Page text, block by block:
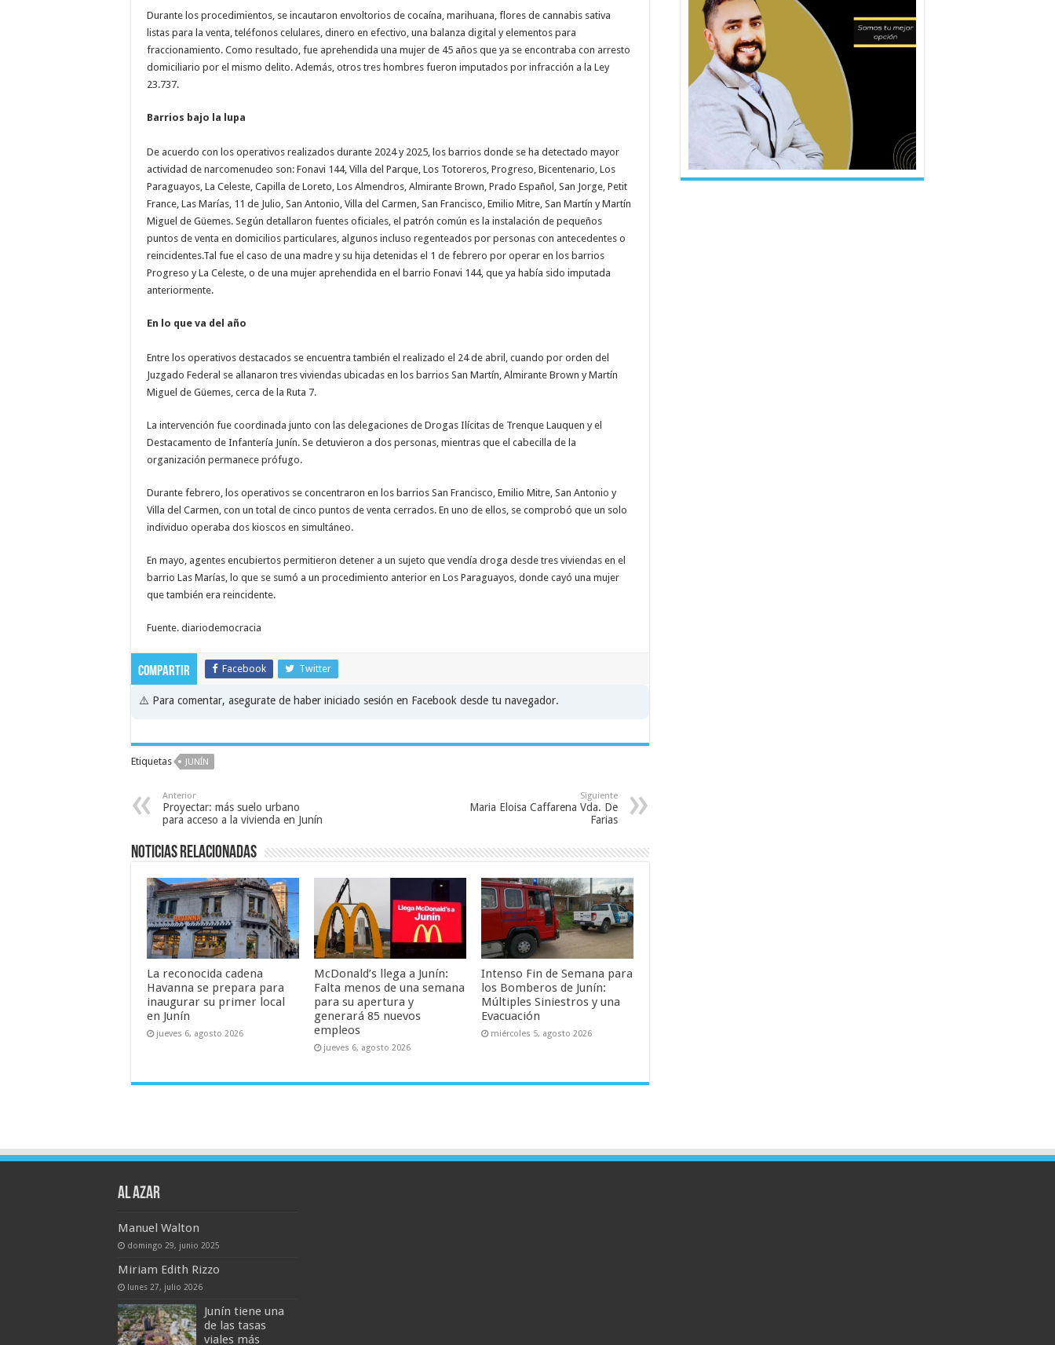
Durante los procedimientos, se incautaron envoltorios de cocaína, marihuana, flores de cannabis sativa
listas para la venta, teléfonos celulares, dinero en efectivo, una balanza digital y elementos para
fraccionamiento. Como resultado, fue aprehendida una mujer de 45 años que ya se encontraba con arresto
domiciliario por el mismo delito. Además, otros tres hombres fueron imputados por infracción a la Ley
23.737.
Barrios bajo la lupa
De acuerdo con los operativos realizados durante 2024 y 2025, los barrios donde se ha detectado mayor
actividad de narcomenudeo son: Fonavi 144, Villa del Parque, Los Totoreros, Progreso, Bicentenario, Los
Paraguayos, La Celeste, Capilla de Loreto, Los Almendros, Almirante Brown, Prado Español, San Jorge, Petit
France, Las Marías, 11 de Julio, San Antonio, Villa del Carmen, San Francisco, Emilio Mitre, San Martín y Martín
Miguel de Güemes. Según detallaron fuentes oficiales, el patrón común es la instalación de pequeños
puntos de venta en domicilios particulares, algunos incluso regenteados por personas con antecedentes o
reincidentes.Tal fue el caso de una madre y su hija detenidas el 1 de febrero por operar en los barrios
Progreso y La Celeste, o de una mujer aprehendida en el barrio Fonavi 144, que ya había sido imputada
anteriormente.
En lo que va del año
Entre los operativos destacados se encuentra también el realizado el 24 de abril, cuando por orden del
Juzgado Federal se allanaron tres viviendas ubicadas en los barrios San Martín, Almirante Brown y Martín
Miguel de Güemes, cerca de la Ruta 7.
La intervención fue coordinada junto con las delegaciones de Drogas Ilícitas de Trenque Lauquen y el
Destacamento de Infantería Junín. Se detuvieron a dos personas, mientras que el cabecilla de la
organización permanece prófugo.
Durante febrero, los operativos se concentraron en los barrios San Francisco, Emilio Mitre, San Antonio y
Villa del Carmen, con un total de cinco puntos de venta cerrados. En uno de ellos, se comprobó que un solo
individuo operaba dos kioscos en simultáneo.
En mayo, agentes encubiertos permitieron detener a un sujeto que vendía droga desde tres viviendas en el
barrio Las Marías, lo que se sumó a un procedimiento anterior en Los Paraguayos, donde cayó una mujer
que también era reincidente.
Fuente. diariodemocracia
Compartir Facebook Twitter
⚠️ Para comentar, asegurate de haber iniciado sesión en Facebook desde tu navegador.
Etiquetas JUNÍN
Anterior
Proyectar: más suelo urbano
para acceso a la vivienda en Junín
Siguiente
Maria Eloisa Caffarena Vda. De
Farias
Noticias relacionadas
La reconocida cadena
Havanna se prepara para
inaugurar su primer local
en Junín
jueves 6, agosto 2026
McDonald’s llega a Junín:
Falta menos de una semana
para su apertura y
generará 85 nuevos
empleos
jueves 6, agosto 2026
Intenso Fin de Semana para
los Bomberos de Junín:
Múltiples Siniestros y una
Evacuación
miércoles 5, agosto 2026
AL AZAR
Manuel Walton
domingo 29, junio 2025
Miriam Edith Rizzo
lunes 27, julio 2026
Junín tiene una
de las tasas
viales más